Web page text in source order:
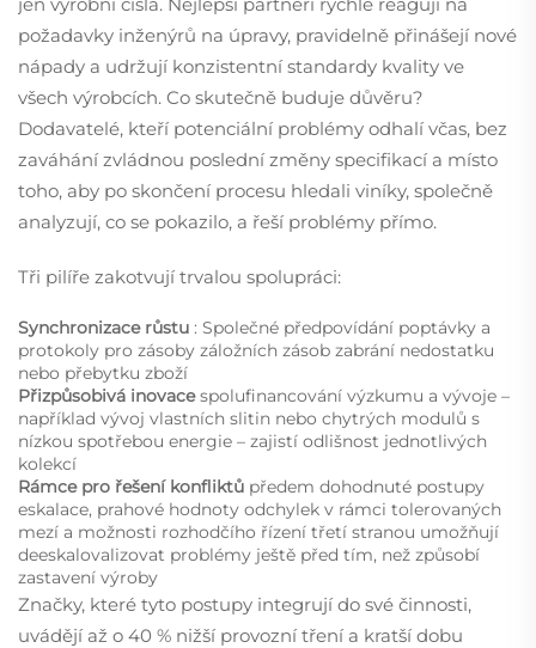
požadavky inženýrů na úpravy, pravidelně přinášejí nové
nápady a udržují konzistentní standardy kvality ve
všech výrobcích. Co skutečně buduje důvěru?
Dodavatelé, kteří potenciální problémy odhalí včas, bez
zaváhání zvládnou poslední změny specifikací a místo
toho, aby po skončení procesu hledali viníky, společně
analyzují, co se pokazilo, a řeší problémy přímo.
Tři pilíře zakotvují trvalou spolupráci:
Synchronizace růstu : Společné předpovídání poptávky a
protokoly pro zásoby záložních zásob zabrání nedostatku
nebo přebytku zboží
Přizpůsobivá inovacespolufinancování výzkumu a vývoje –
například vývoj vlastních slitin nebo chytrých modulů s
nízkou spotřebou energie – zajistí odlišnost jednotlivých
kolekcí
Rámce pro řešení konfliktů předem dohodnuté postupy
eskalace, prahové hodnoty odchylek v rámci tolerovaných
mezí a možnosti rozhodčího řízení třetí stranou umožňují
deeskalovalizovat problémy ještě před tím, než způsobí
zastavení výroby
Značky, které tyto postupy integrují do své činnosti,
uvádějí až o 40 % nižší provozní tření a kratší dobu